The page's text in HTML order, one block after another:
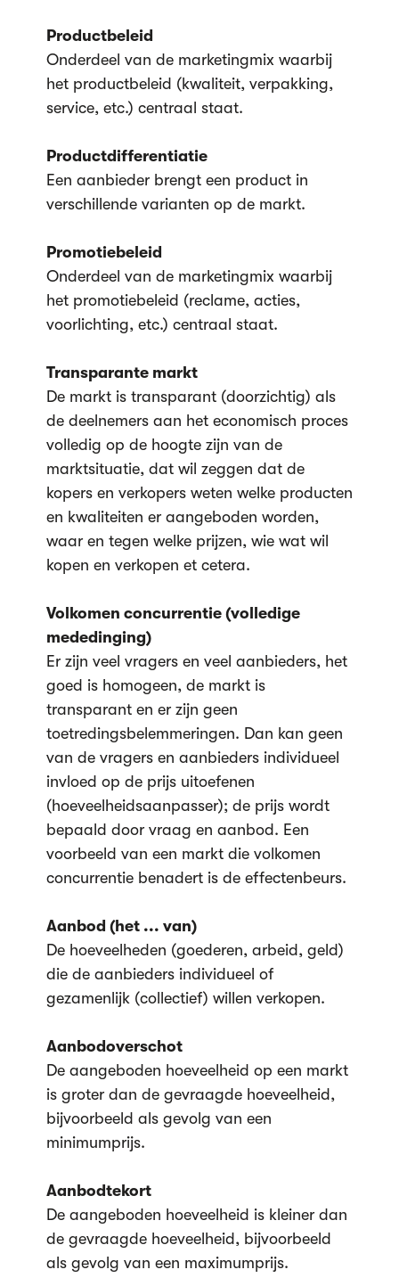
Productbeleid
Onderdeel van de marketingmix waarbij
het productbeleid (kwaliteit, verpakking,
service, etc.) centraal staat.
Productdifferentiatie
Een aanbieder brengt een product in
verschillende varianten op de markt.
Promotiebeleid
Onderdeel van de marketingmix waarbij
het promotiebeleid (reclame, acties,
voorlichting, etc.) centraal staat.
Transparante markt
De markt is transparant (doorzichtig) als
de deelnemers aan het economisch proces
volledig op de hoogte zijn van de
marktsituatie, dat wil zeggen dat de
kopers en verkopers weten welke producten
en kwaliteiten er aangeboden worden,
waar en tegen welke prijzen, wie wat wil
kopen en verkopen et cetera.
Volkomen concurrentie (volledige
mededinging)
Er zijn veel vragers en veel aanbieders, het
goed is homogeen, de markt is
transparant en er zijn geen
toetredingsbelemmeringen. Dan kan geen
van de vragers en aanbieders individueel
invloed op de prijs uitoefenen
(hoeveelheidsaanpasser); de prijs wordt
bepaald door vraag en aanbod. Een
voorbeeld van een markt die volkomen
concurrentie benadert is de effectenbeurs.
Aanbod (het ... van)
De hoeveelheden (goederen, arbeid, geld)
die de aanbieders individueel of
gezamenlijk (collectief) willen verkopen.
Aanbodoverschot
De aangeboden hoeveelheid op een markt
is groter dan de gevraagde hoeveelheid,
bijvoorbeeld als gevolg van een
minimumprijs.
Aanbodtekort
De aangeboden hoeveelheid is kleiner dan
de gevraagde hoeveelheid, bijvoorbeeld
als gevolg van een maximumprijs.